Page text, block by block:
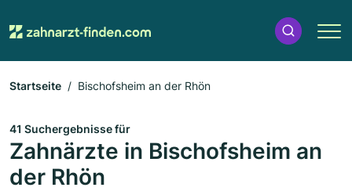
Startseite Bischofsheim an der Rhön
41 Suchergebnisse für
Zahnärzte in Bischofsheim an
der Rhön